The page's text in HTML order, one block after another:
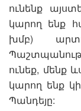
ունենք
կարող ենք
խմբ)
ունեք, մենք
կարող ենք
Պանդեյը: